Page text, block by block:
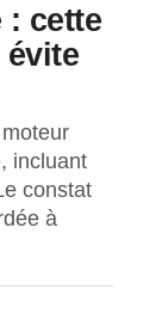
: cette
incluant
constat
à